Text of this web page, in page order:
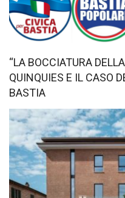
“LA BOCCIATURA
QUINQUIES E IL CASO
BASTIA